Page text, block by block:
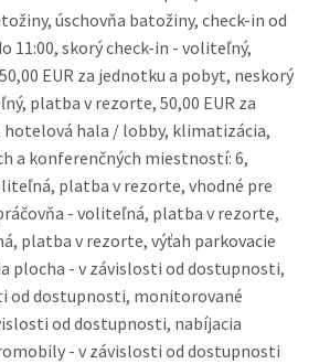
úschovňa batožiny, check-in od
11:00, skorý check-in - voliteľný,
EUR za jednotku a pobyt, neskorý
platba v rezorte, 50,00 EUR za
hala / lobby, klimatizácia,
a konferenčných miestností: 6,
platba v rezorte, vhodné pre
- voliteľná, platba v rezorte,
platba v rezorte, výťah parkovacie
plocha - v závislosti od dostupnosti,
od dostupnosti, monitorované
od dostupnosti, nabíjacia
- v závislosti od dostupnosti